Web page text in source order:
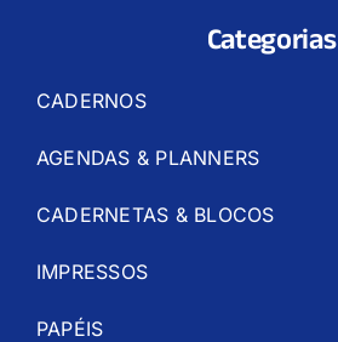
Categorias
CADERNOS
AGENDAS & PLANNERS
CADERNETAS & BLOCOS
IMPRESSOS
PAPÉIS